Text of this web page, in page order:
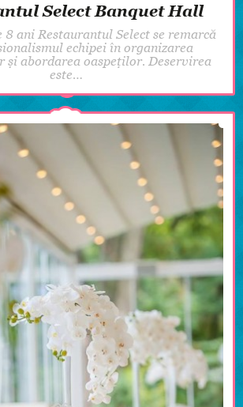
Select Banquet Hall
8 ani Restaurantul Select se remarcă
echipei în organizarea
și abordarea oaspeților. Deservirea
este…